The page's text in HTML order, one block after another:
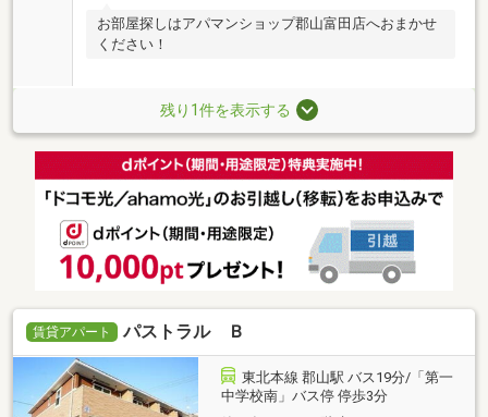
お部屋探しはアパマンショップ郡山富田店へおまかせ
ください！
残り1件を表示する
賃貸アパート パストラル Ｂ
東北本線 郡山駅 バス19分/「第一
中学校南」バス停 停歩3分